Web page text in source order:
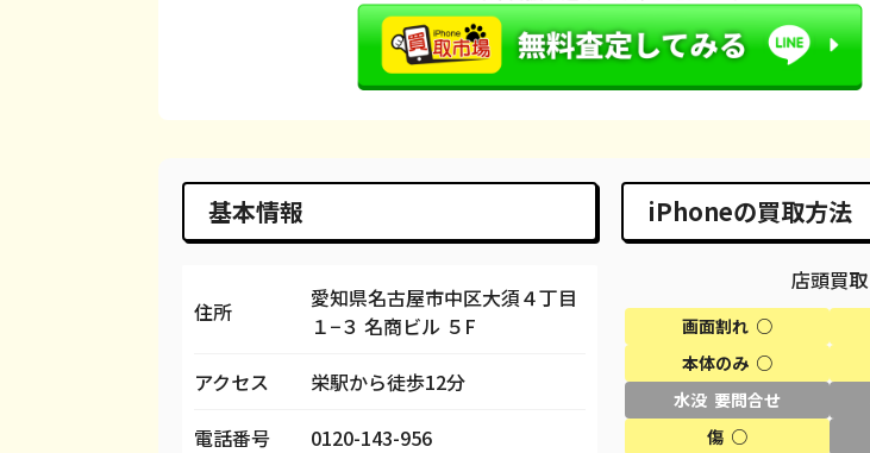
iPhone 14 Pro Max
iPhone 13 Pro
iPhone 13 Pro Max
都度見積(非公開)
都度見積(非公開)
都度見積(非公開)
都度見積(非公開)
都度見積(非公開)
都度見積(非公開)
¥66,600
¥66,600
¥98,100
¥66,000
¥65,000
¥95,000
¥50,000
¥61,000
¥69,000
¥66,000
¥60,000
¥93,000
¥45,000
¥58,000
基本情報
住所
愛知県名古屋市中区大須４丁目
１−３ 名商ビル ５F
アクセス
栄駅から徒歩12分
電話番号
0120-143-956
iPhoneの買取方法
店頭買取
画面割れ ○
本体のみ ○
水没 要問合せ
傷 ○